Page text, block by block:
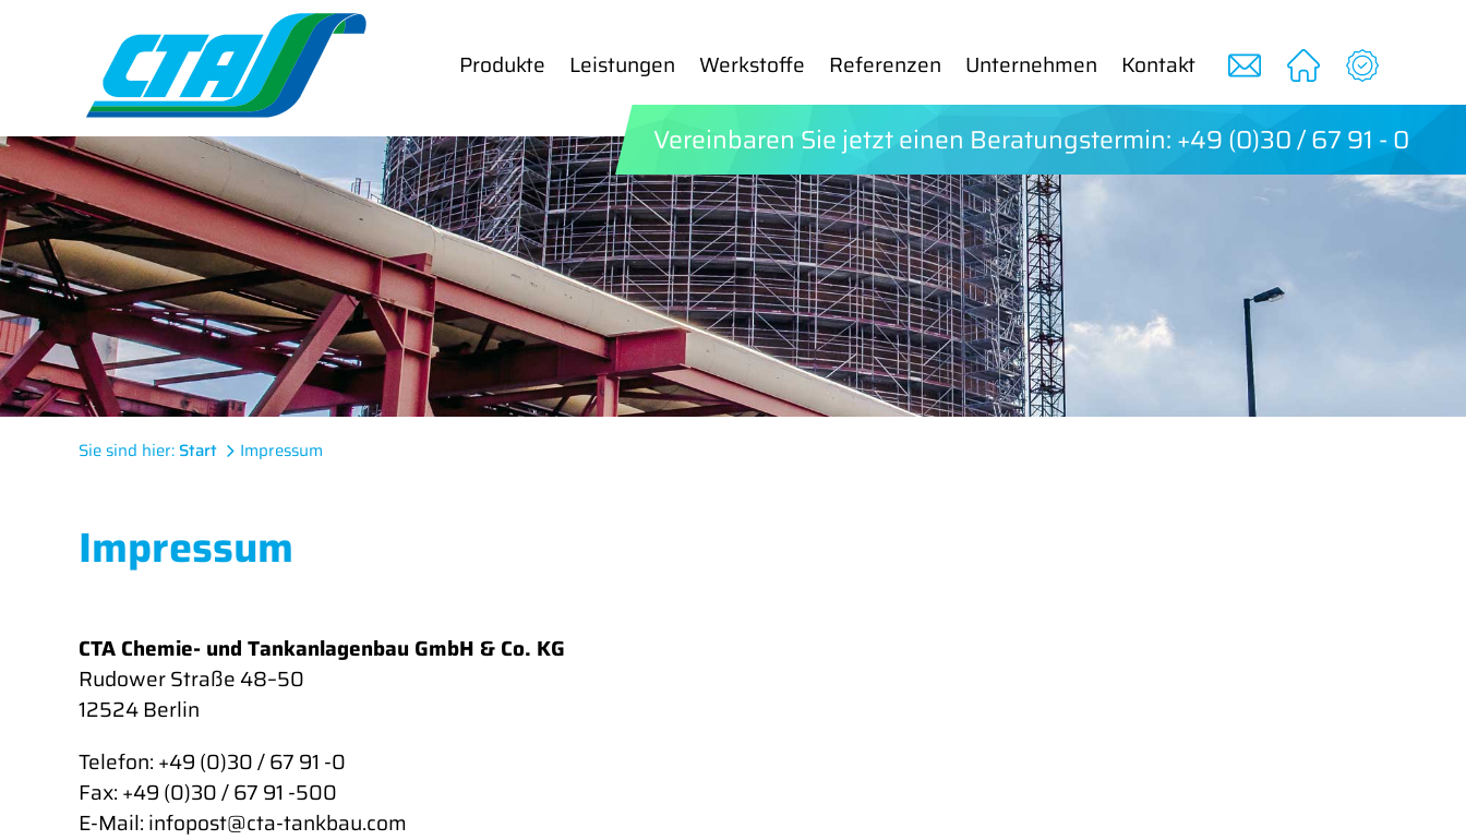
Pro­duk­te Leis­tun­gen Werk­stof­fe Re­fe­ren­zen Un­ter­neh­men Kon­takt
Ver­ein­ba­ren Sie jetzt einen Be­ra­tungs­ter­min: +49 (0)30 / 67 91 - 0
Sie sind hier: Start Impressum
Impressum
CTA Chemie- und Tankanlagenbau GmbH & Co. KG
Rudower Straße 48–50
12524 Berlin
Telefon: +49 (0)30 / 67 91 -0
Fax: +49 (0)30 / 67 91 -500
E-Mail: infopost@cta-tankbau.com